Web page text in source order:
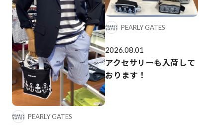
PEARLY GATES
PEARLY GATES
2026.08.01
アクセサリーも入荷して
おります！